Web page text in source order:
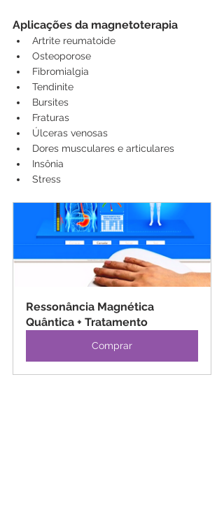
Aplicações da magnetoterapia
Artrite reumatoide
Osteoporose
Fibromialgia
Tendinite
Bursites
Fraturas
Úlceras venosas
Dores musculares e articulares
Insônia
Stress
Ressonância Magnética
Quântica + Tratamento
Comprar